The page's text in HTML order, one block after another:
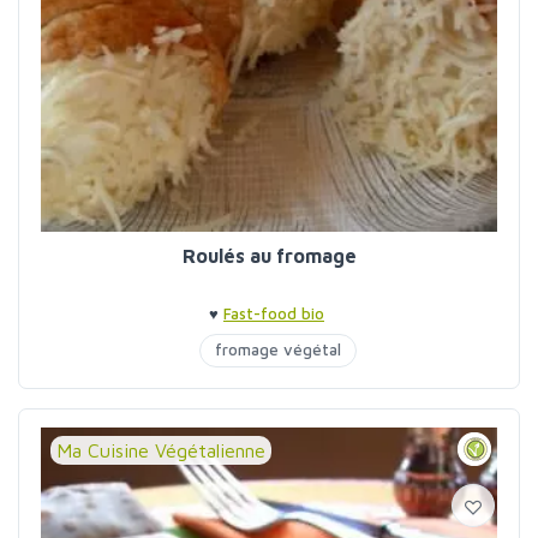
Roulés au fromage
♥ Fast-food bio
fromage végétal
Ma Cuisine Végétalienne